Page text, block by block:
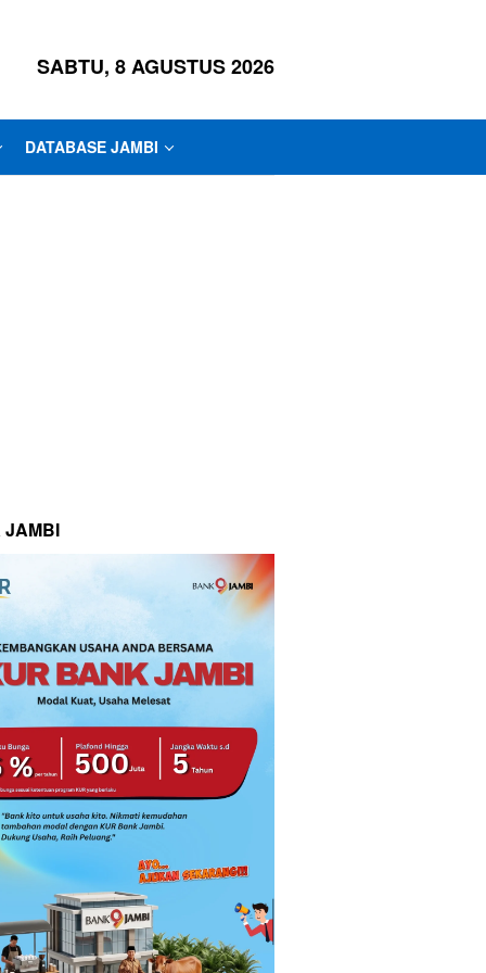
SABTU, 8 AGUSTUS 2026
DATABASE JAMBI